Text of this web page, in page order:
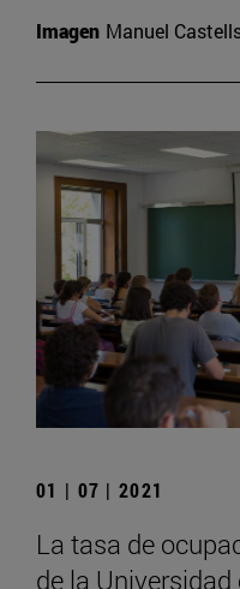
Imagen Manuel
01 | 07 | 2021
La tasa de
de la Universidad